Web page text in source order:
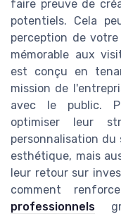
faire preuve de
potentiels. Cela
perception de
mémorable aux
est conçu en
mission de
avec le public.
optimiser leur
personnalisation
esthétique, mais
leur retour sur
comment
professionnels